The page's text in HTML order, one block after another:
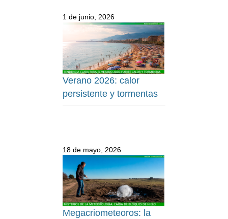
1 de junio, 2026
Verano 2026: calor
persistente y tormentas
18 de mayo, 2026
Megacriometeoros: la